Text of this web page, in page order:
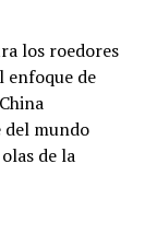
los roedores
enfoque de
mundo
de la